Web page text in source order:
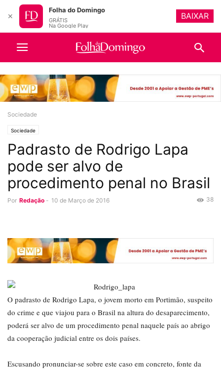
Sociedade
Sociedade
Padrasto de Rodrigo Lapa
pode ser alvo de
procedimento penal no Brasil
Por Redação - 10 de Março de 2016 38
O padrasto de Rodrigo Lapa, o jovem morto em Portimão, suspeito
do crime e que viajou para o Brasil na altura do desaparecimento,
poderá ser alvo de um procedimento penal naquele país ao abrigo
da cooperação judicial entre os dois países.
Escusando pronunciar-se sobre este caso em concreto, fonte da
✕
Folha do Domingo
GRÁTIS
Na Google Play
BAIXAR